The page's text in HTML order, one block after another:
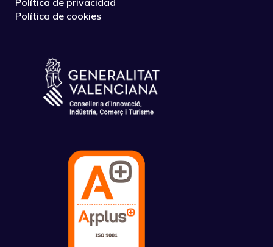
Política de cookies